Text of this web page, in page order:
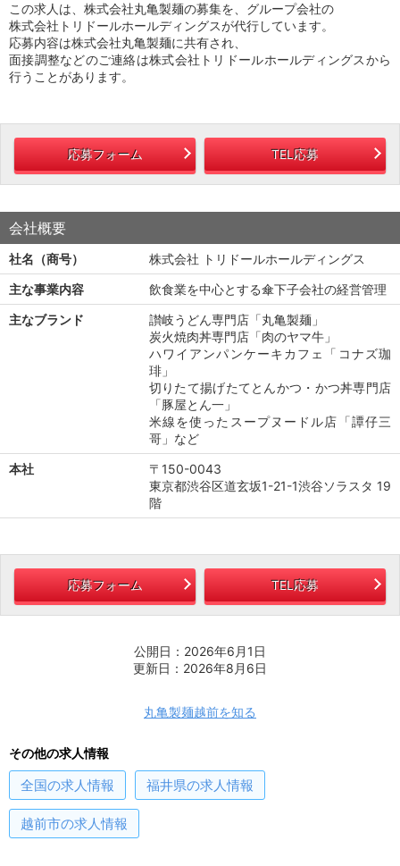
この求人は、株式会社丸亀製麺の募集を、グループ会社の
株式会社トリドールホールディングスが代行しています。
応募内容は株式会社丸亀製麺に共有され、
面接調整などのご連絡は株式会社トリドールホールディングスから
行うことがあります。
応募フォーム TEL応募
会社概要
社名（商号）
株式会社 トリドールホールディングス
主な事業内容
飲食業を中心とする傘下子会社の経営管理
主なブランド
讃岐うどん専門店「丸亀製麺」
炭火焼肉丼専門店「肉のヤマ牛」
ハワイアンパンケーキカフェ「コナズ珈
琲」
切りたて揚げたてとんかつ・かつ丼専門店
「豚屋とん一」
米線を使ったスープヌードル店「譚仔三
哥」など
本社
〒150-0043
東京都渋谷区道玄坂1-21-1渋谷ソラスタ 19
階
応募フォーム TEL応募
公開日：2026年6月1日
更新日：2026年8月6日
丸亀製麺越前を知る
その他の求人情報
全国の求人情報 福井県の求人情報
越前市の求人情報